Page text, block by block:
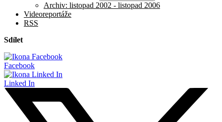
Archiv: listopad 2002 - listopad 2006
Videoreportáže
RSS
Sdílet
Facebook
Linked In